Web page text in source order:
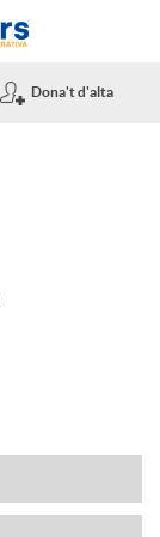
Dona't d'alta